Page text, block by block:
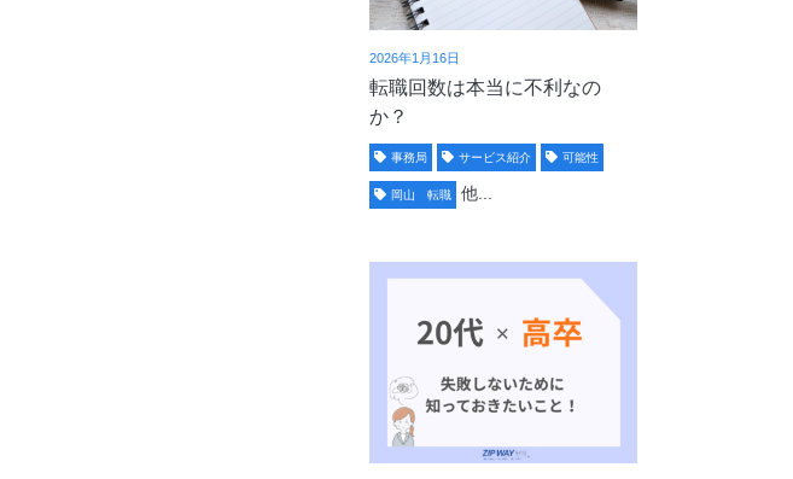
2026年1月16日
転職回数は本当に不利なの
か？
事務局 サービス紹介 可能性
岡山 転職 他...